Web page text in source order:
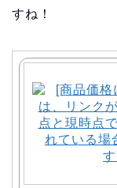
すね！